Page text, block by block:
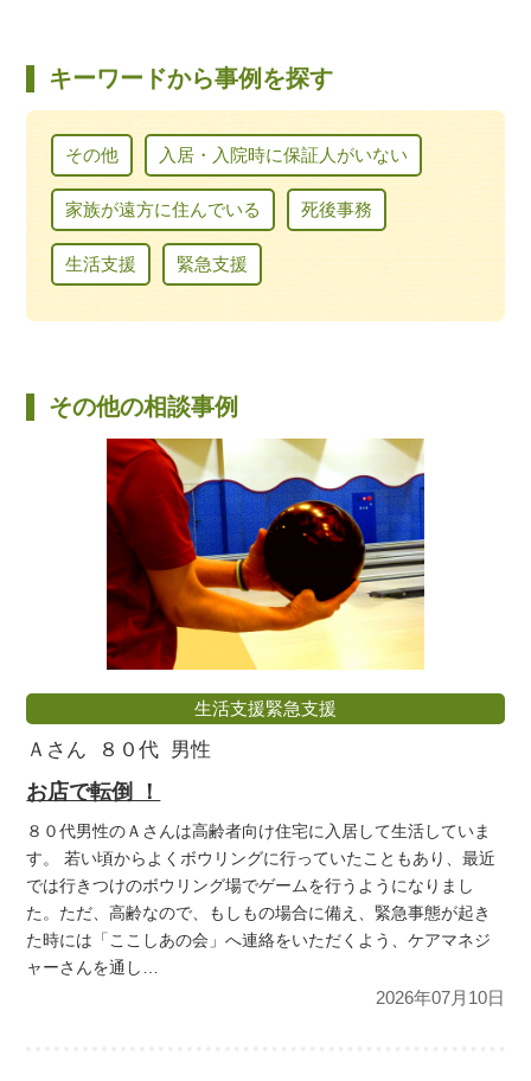
キーワードから事例を探す
その他 入居・入院時に保証人がいない
家族が遠方に住んでいる 死後事務
生活支援 緊急支援
その他の相談事例
生活支援緊急支援
Ａさん ８０代 男性
お店で転倒 ！
８０代男性のＡさんは高齢者向け住宅に入居して生活していま
す。 若い頃からよくボウリングに行っていたこともあり、最近
では行きつけのボウリング場でゲームを行うようになりまし
た。ただ、高齢なので、もしもの場合に備え、緊急事態が起き
た時には「ここしあの会」へ連絡をいただくよう、ケアマネジ
ャーさんを通し…
2026年07月10日